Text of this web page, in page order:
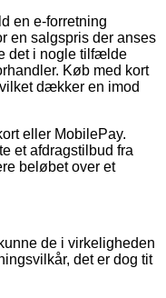
en e-forretning
en salgspris der anses
det i nogle tilfælde
Køb med kort
dækker en imod
eller MobilePay.
et afdragstilbud fra
beløbet over et
de i virkeligheden
det er dog tit